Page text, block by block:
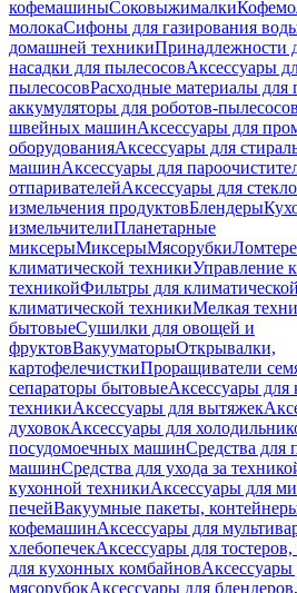
кофемашиныСоковыжималки
молокаСифоны для газирования
домашней техникиПринадлежности
насадки для пылесосовАксессуары
пылесосовРасходные материалы для
аккумуляторы для роботов-пылесосов
швейных машинАксессуары для
оборудованияАксессуары для
машинАксессуары для
отпаривателейАксессуары для
измельчения продуктовБлендеры
измельчителиПланетарные
миксерыМиксерыМясорубки
климатической техникиУправление
техникойФильтры для
климатической техникиМелкая
бытовыеСушилки для овощей и
фруктовВакууматорыОткрывалки,
картофелечисткиПроращиватели
сепараторы бытовыеАксессуары для
техникиАксессуары для вытяжек
духовокАксессуары для
посудомоечных машинСредства для
машинСредства для ухода за
кухонной техникиАксессуары для
печейВакуумные пакеты,
кофемашинАксессуары для
хлебопечекАксессуары для
для кухонных комбайновАксессуары
мясорубокАксессуары для